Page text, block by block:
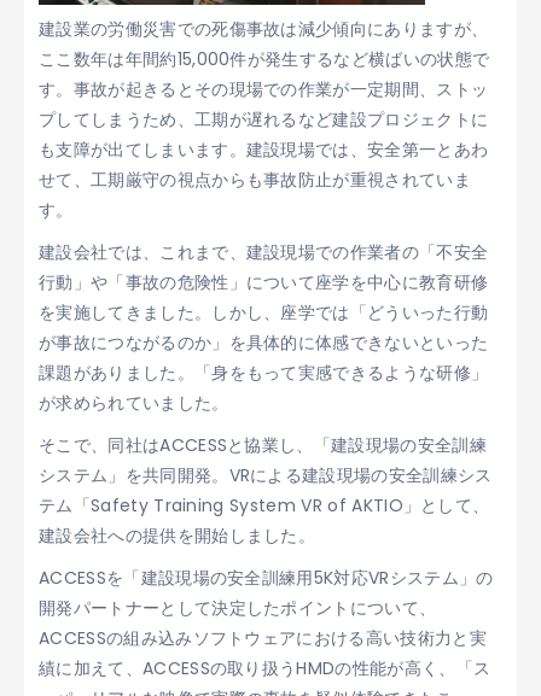
建設業の労働災害での死傷事故は減少傾向にありますが、
ここ数年は年間約15,000件が発生するなど横ばいの状態で
す。事故が起きるとその現場での作業が一定期間、ストッ
プしてしまうため、工期が遅れるなど建設プロジェクトに
も支障が出てしまいます。建設現場では、安全第一とあわ
せて、工期厳守の視点からも事故防止が重視されていま
す。
建設会社では、これまで、建設現場での作業者の「不安全
行動」や「事故の危険性」について座学を中心に教育研修
を実施してきました。しかし、座学では「どういった行動
が事故につながるのか」を具体的に体感できないといった
課題がありました。「身をもって実感できるような研修」
が求められていました。
そこで、同社はACCESSと協業し、「建設現場の安全訓練
システム」を共同開発。VRによる建設現場の安全訓練シス
テム「Safety Training System VR of AKTIO」として、
建設会社への提供を開始しました。
ACCESSを「建設現場の安全訓練用5K対応VRシステム」の
開発パートナーとして決定したポイントについて、
ACCESSの組み込みソフトウェアにおける高い技術力と実
績に加えて、ACCESSの取り扱うHMDの性能が高く、「ス